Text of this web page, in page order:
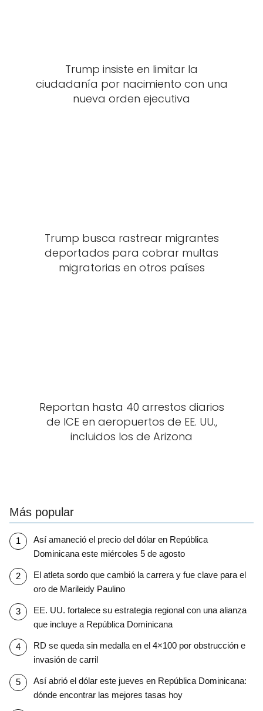
Trump insiste en limitar la
ciudadanía por nacimiento con una
nueva orden ejecutiva
Trump busca rastrear migrantes
deportados para cobrar multas
migratorias en otros países
Reportan hasta 40 arrestos diarios
de ICE en aeropuertos de EE. UU.,
incluidos los de Arizona
Más popular
Así amaneció el precio del dólar en República
Dominicana este miércoles 5 de agosto
El atleta sordo que cambió la carrera y fue clave para el
oro de Marileidy Paulino
EE. UU. fortalece su estrategia regional con una alianza
que incluye a República Dominicana
RD se queda sin medalla en el 4×100 por obstrucción e
invasión de carril
Así abrió el dólar este jueves en República Dominicana:
dónde encontrar las mejores tasas hoy